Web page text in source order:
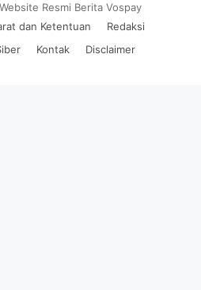
dan Ketentuan
Redaksi
Kontak Disclaimer
Resmi Berita Vospay